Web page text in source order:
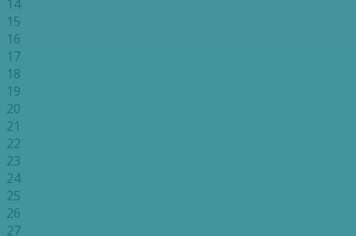
14
15
16
17
18
19
20
21
22
23
24
25
26
27